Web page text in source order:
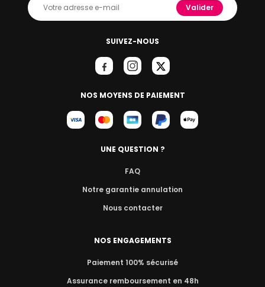
SUIVEZ-NOUS
NOS MOYENS DE PAIEMENT
Valider
UNE QUESTION ?
FAQ
Notre garantie annulation
Nous contacter
NOS ENGAGEMENTS
Paiement 100% sécurisé
Assurance remboursement en 48h